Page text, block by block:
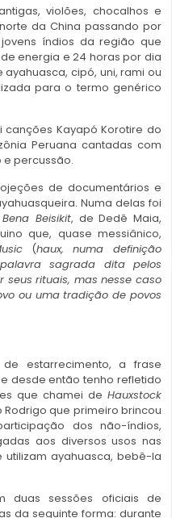
violões, chocalhos e
da China passando por
índios da região que
energia e 24 horas por dia
cipó, uni, rami ou
para o termo genérico
canções Kayapó Korotire do
Peruana cantadas com
e percussão.
de documentários e
Numa delas foi
Beisikit, de Dedê Maia,
que, quase messiânico,
(haux, numa definição
sagrada dita pelos
rituais, mas nesse caso
ou uma tradição de povos
estarrecimento, a frase
desde então tenho refletido
que chamei de Hauxstock
que primeiro brincou
dos não-índios,
aos diversos usos nas
ayahuasca, bebê-la
duas sessões oficiais de
da seguinte forma: durante